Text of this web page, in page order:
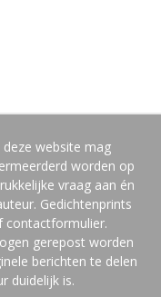
website mag
worden op
vraag aan én
Gedichtenprints
contactformulier.
gerepost worden
berichten te delen
duidelijk is.